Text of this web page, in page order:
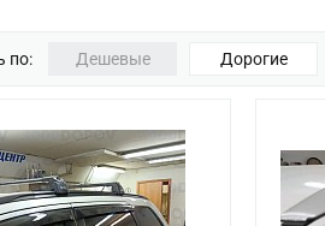
по: Дешевые Дорогие